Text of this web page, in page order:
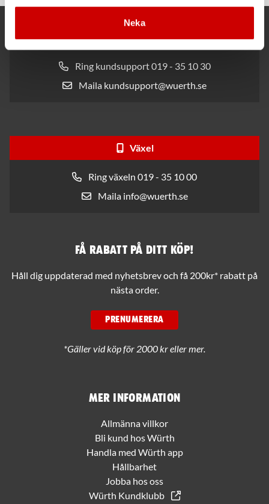
Neka
Kund- och orderfrågor
Ring kundsupport 019 - 35 10 30
Maila kundsupport@wuerth.se
Växel
Ring växeln 019 - 35 10 00
Maila info@wuerth.se
Mer information
Allmänna villkor
Bli kund hos Würth
Handla med Würth app
Hållbarhet
Jobba hos oss
Würth Kundklubb
Få rabatt på ditt köp!
Håll dig uppdaterad med nyhetsbrev och få 200kr* rabatt på
nästa order.
PRENUMERERA
*Gäller vid köp för 2000 kr eller mer.